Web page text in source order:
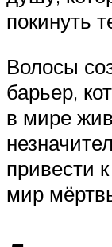
покинуть
Волосы
барьер,
в мире
привести
мир